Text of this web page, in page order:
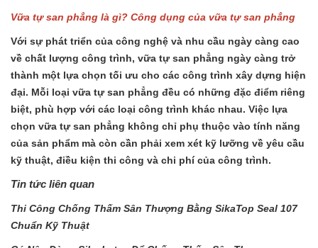
Vữa tự san phẳng là gì? Công dụng của vữa tự san phẳng
Với sự phát triển của công nghệ và nhu cầu ngày càng cao
về chất lượng công trình, vữa tự san phẳng ngày càng trở
thành một lựa chọn tối ưu cho các công trình xây dựng hiện
đại. Mỗi loại vữa tự san phẳng đều có những đặc điểm riêng
biệt, phù hợp với các loại công trình khác nhau. Việc lựa
chọn vữa tự san phẳng không chỉ phụ thuộc vào tính năng
của sản phẩm mà còn cần phải xem xét kỹ lưỡng về yêu cầu
kỹ thuật, điều kiện thi công và chi phí của công trình.
Tin tức liên quan
Thi Công Chống Thấm Sân Thượng Bằng SikaTop Seal 107
Chuẩn Kỹ Thuật